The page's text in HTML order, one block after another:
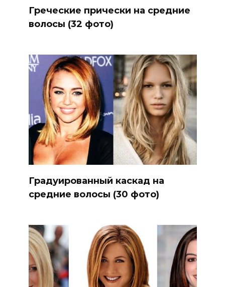
Греческие прически на средние
волосы (32 фото)
Градуированный каскад на
средние волосы (30 фото)